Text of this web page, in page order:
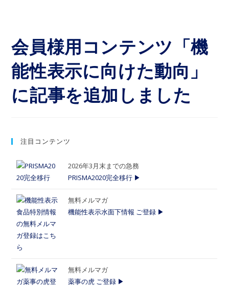
会員様用コンテンツ「機
能性表示に向けた動向」
に記事を追加しました
注目コンテンツ
2026年3月末までの急務
PRISMA2020完全移行 ▶
無料メルマガ
機能性表示水面下情報 ご登録 ▶
無料メルマガ
薬事の虎 ご登録 ▶